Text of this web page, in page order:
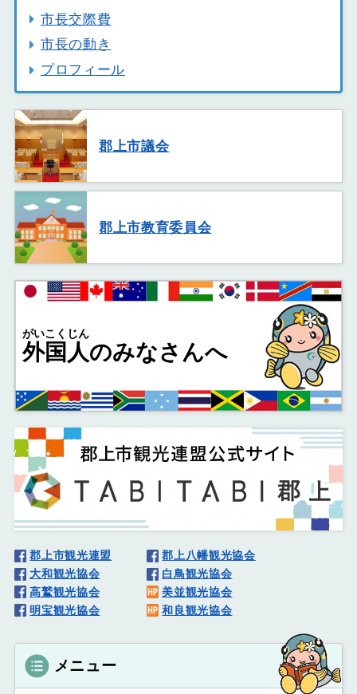
市長交際費
市長の動き
プロフィール
郡上市議会
郡上市教育委員会
外国人
がいこくじん
のみなさんへ
郡上市観光連盟
郡上八幡観光協会
大和観光協会
白鳥観光協会
高鷲観光協会
美並観光協会
明宝観光協会
和良観光協会
メニュー